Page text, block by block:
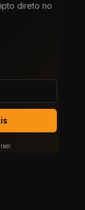
direto no